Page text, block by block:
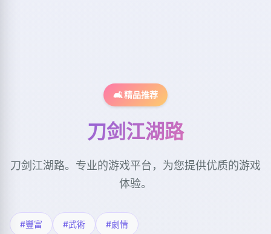
🛋️ 精品推荐
刀剑江湖路
刀剑江湖路。专业的游戏平台，为您提供优质的游戏
体验。
#豐富 #武術 #劇情